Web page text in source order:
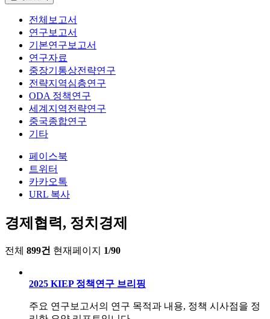
전체보고서
연구보고서
기본연구보고서
연구자료
중장기통상전략연구
전략지역심층연구
ODA 정책연구
세계지역전략연구
중국종합연구
기타
페이스북
트위터
카카오톡
URL 복사
경제협력, 정치경제
전체 899건 현재페이지 1/90
2025 KIEP 정책연구 브리핑
주요 연구보고서의 연구 목적과 내용, 정책 시사점을 정